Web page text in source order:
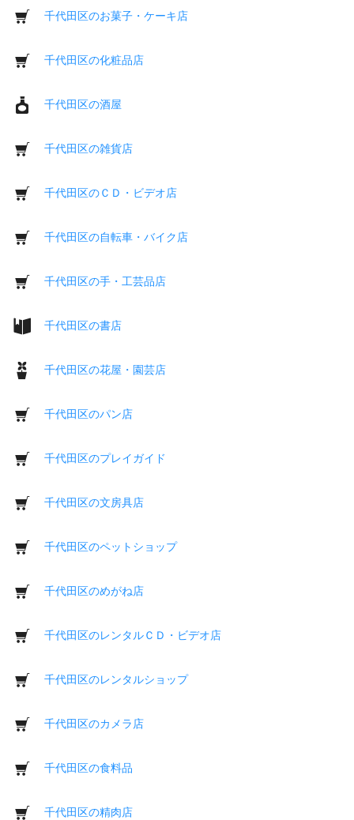
千代田区のお菓子・ケーキ店
千代田区の化粧品店
千代田区の酒屋
千代田区の雑貨店
千代田区のＣＤ・ビデオ店
千代田区の自転車・バイク店
千代田区の手・工芸品店
千代田区の書店
千代田区の花屋・園芸店
千代田区のパン店
千代田区のプレイガイド
千代田区の文房具店
千代田区のペットショップ
千代田区のめがね店
千代田区のレンタルＣＤ・ビデオ店
千代田区のレンタルショップ
千代田区のカメラ店
千代田区の食料品
千代田区の精肉店